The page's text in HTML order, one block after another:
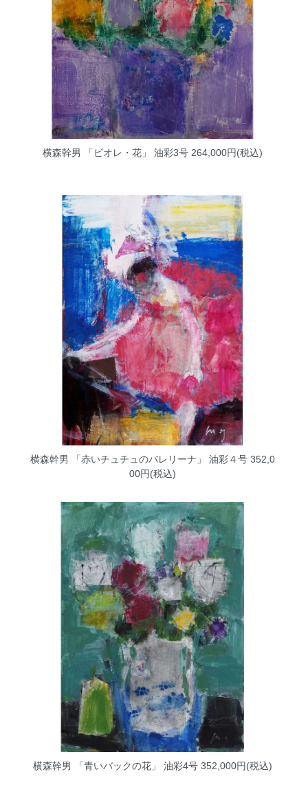
横森幹男 「ビオレ・花」 油彩3号264,000円(税込)
横森幹男 「赤いチュチュのバレリーナ」 油彩４号352,0
00円(税込)
横森幹男 「青いバックの花」 油彩4号352,000円(税込)